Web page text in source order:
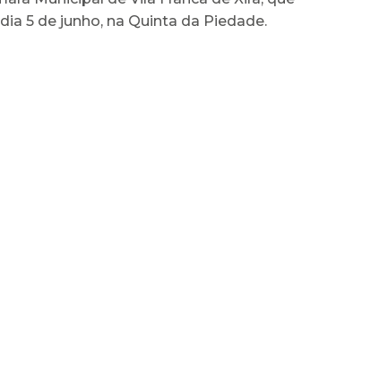
5 de junho, na Quinta da Piedade.